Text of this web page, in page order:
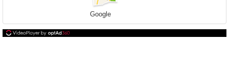
Google